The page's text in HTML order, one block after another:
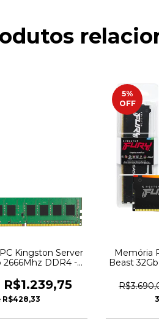
Kingston Server
2666Mhz DDR4 -
R$1.239,75
R$428,33
5%
OFF
Memória
Beast
3